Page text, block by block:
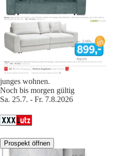
junges wohnen.
Noch bis morgen gültig
Sa. 25.7. - Fr. 7.8.2026
Prospekt öffnen